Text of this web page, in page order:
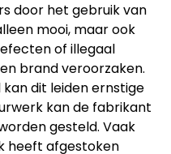
door het gebruik van
mooi, maar ook
of illegaal
brand veroorzaken.
dit leiden ernstige
kan de fabrikant
gesteld. Vaak
heeft afgestoken